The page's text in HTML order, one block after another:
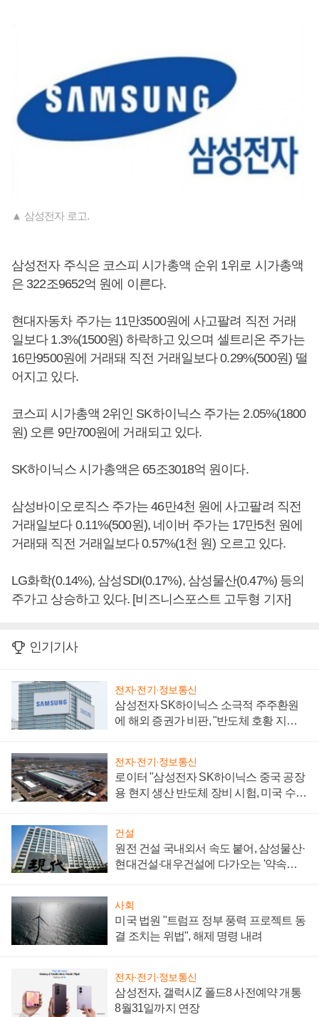
▲ 삼성전자 로고.
삼성전자 주식은 코스피 시가총액 순위 1위로 시가총액
은 322조9652억 원에 이른다.
현대자동차 주가는 11만3500원에 사고팔려 직전 거래
일보다 1.3%(1500원) 하락하고 있으며 셀트리온 주가는
16만9500원에 거래돼 직전 거래일보다 0.29%(500원) 떨
어지고 있다.
코스피 시가총액 2위인 SK하이닉스 주가는 2.05%(1800
원) 오른 9만700원에 거래되고 있다.
SK하이닉스 시가총액은 65조3018억 원이다.
삼성바이오로직스 주가는 46만4천 원에 사고팔려 직전
거래일보다 0.11%(500원), 네이버 주가는 17만5천 원에
거래돼 직전 거래일보다 0.57%(1천 원) 오르고 있다.
LG화학(0.14%), 삼성SDI(0.17%), 삼성물산(0.47%) 등의
주가고 상승하고 있다. [비즈니스포스트 고두형 기자]
인기기사
전자·전기·정보통신
삼성전자 SK하이닉스 소극적 주주환원
에 해외 증권가 비판, "반도체 호황 지속
전자·전기·정보통신
로이터 "삼성전자 SK하이닉스 중국 공장
용 현지 생산 반도체 장비 시험, 미국 수출
건설
원전 건설 국내외서 속도 붙어, 삼성물산·
현대건설·대우건설에 다가오는 '약속의
사회
미국 법원 "트럼프 정부 풍력 프로젝트 동
결 조치는 위법", 해제 명령 내려
전자·전기·정보통신
삼성전자, 갤럭시Z 폴드8 사전예약 개통
8월31일까지 연장